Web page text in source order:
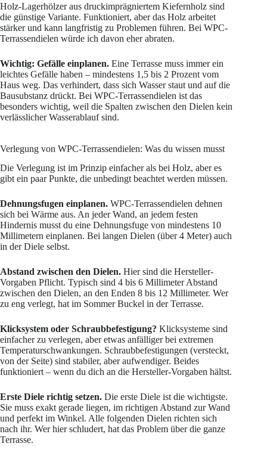
Holz-Lagerhölzer aus druckimprägniertem Kiefernholz sind
die günstige Variante. Funktioniert, aber das Holz arbeitet
stärker und kann langfristig zu Problemen führen. Bei WPC-
Terrassendielen würde ich davon eher abraten.
Wichtig: Gefälle einplanen. Eine Terrasse muss immer ein
leichtes Gefälle haben – mindestens 1,5 bis 2 Prozent vom
Haus weg. Das verhindert, dass sich Wasser staut und auf die
Bausubstanz drückt. Bei WPC-Terrassendielen ist das
besonders wichtig, weil die Spalten zwischen den Dielen kein
verlässlicher Wasserablauf sind.
Verlegung von WPC-Terrassendielen: Was du wissen musst
Die Verlegung ist im Prinzip einfacher als bei Holz, aber es
gibt ein paar Punkte, die unbedingt beachtet werden müssen.
Dehnungsfugen einplanen. WPC-Terrassendielen dehnen
sich bei Wärme aus. An jeder Wand, an jedem festen
Hindernis musst du eine Dehnungsfuge von mindestens 10
Millimetern einplanen. Bei langen Dielen (über 4 Meter) auch
in der Diele selbst.
Abstand zwischen den Dielen. Hier sind die Hersteller-
Vorgaben Pflicht. Typisch sind 4 bis 6 Millimeter Abstand
zwischen den Dielen, an den Enden 8 bis 12 Millimeter. Wer
zu eng verlegt, hat im Sommer Buckel in der Terrasse.
Klicksystem oder Schraubbefestigung? Klicksysteme sind
einfacher zu verlegen, aber etwas anfälliger bei extremen
Temperaturschwankungen. Schraubbefestigungen (versteckt,
von der Seite) sind stabiler, aber aufwendiger. Beides
funktioniert – wenn du dich an die Hersteller-Vorgaben hältst.
Erste Diele richtig setzen. Die erste Diele ist die wichtigste.
Sie muss exakt gerade liegen, im richtigen Abstand zur Wand
und perfekt im Winkel. Alle folgenden Dielen richten sich
nach ihr. Wer hier schludert, hat das Problem über die ganze
Terrasse.